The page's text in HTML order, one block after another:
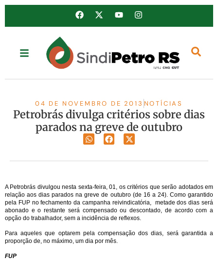
04 DE NOVEMBRO DE 2013 NOTÍCIAS
Petrobrás divulga critérios sobre dias
parados na greve de outubro
A Petrobrás divulgou nesta sexta-feira, 01, os critérios que serão adotados em
relação aos dias parados na greve de outubro (de 16 a 24). Como garantido
pela FUP no fechamento da campanha reivindicatória, metade dos dias será
abonado e o restante será compensado ou descontado, de acordo com a
opção do trabalhador, sem a incidência de reflexos.
Para aqueles que optarem pela compensação dos dias, será garantida a
proporção de, no máximo, um dia por mês.
FUP